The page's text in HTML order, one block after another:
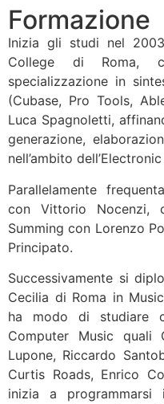
Formazione
Inizia gli studi nel
College di Roma,
specializzazione in
(Cubase, Pro Tools,
Luca Spagnoletti,
generazione,
nell’ambito
Parallelamente
con Vittorio Nocenzi,
Summing con Lorenzo
Principato.
Successivamente si
Cecilia di Roma in
ha modo di studiare
Computer Music quali
Lupone, Riccardo
Curtis Roads, Enrico
inizia a